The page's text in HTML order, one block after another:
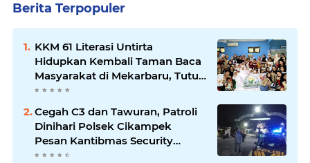
Berita Terpopuler
KKM 61 Literasi Untirta
Hidupkan Kembali Taman Baca
Masyarakat di Mekarbaru, Tutup
Program dengan Festival
Literasi
Cegah C3 dan Tawuran, Patroli
Dinihari Polsek Cikampek
Pesan Kantibmas Security
Perumahan